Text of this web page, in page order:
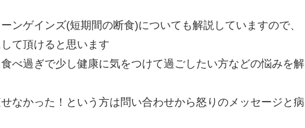
ンゲインズ(短期間の断食)についても解説していますので、
て頂けると思います
べ過ぎで少し健康に気をつけて過ごしたい方などの悩みを解
なかった！という方は問い合わせから怒りのメッセージと病